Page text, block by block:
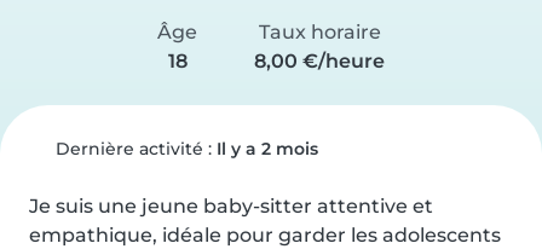
Âge
18
Taux horaire
8,00 €/heure
Dernière activité : Il y a 2 mois
Je suis une jeune baby-sitter attentive et
empathique, idéale pour garder les adolescents